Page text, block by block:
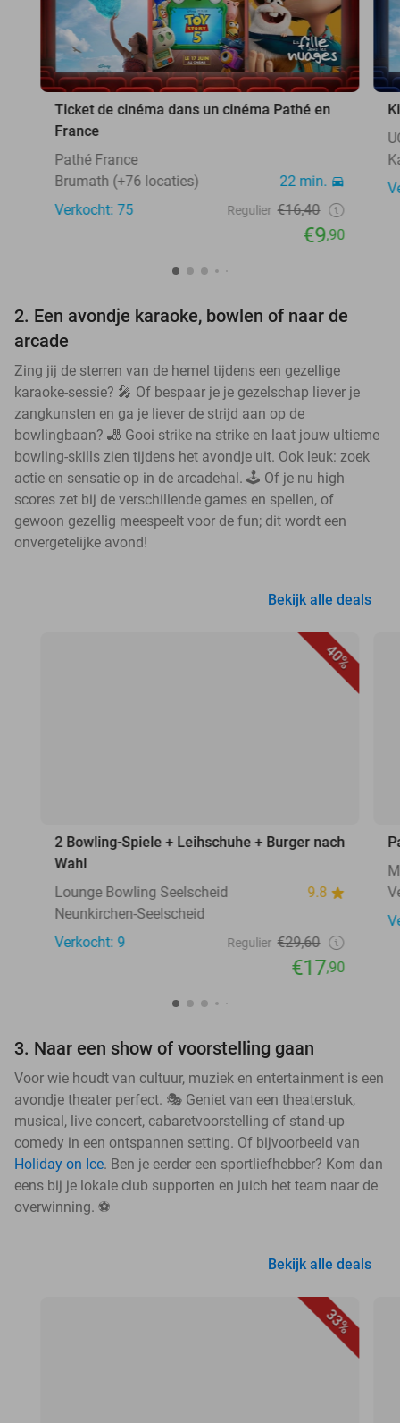
Ticket de cinéma dans un cinéma Pathé en
France
Pathé France
Brumath (+76 locaties)
22 min.
Verkocht: 75
Regulier €16,40
€9,90
2. Een avondje karaoke, bowlen of naar de
arcade
Zing jij de sterren van de hemel tijdens een gezellige
karaoke-sessie? 🎤 Of bespaar je je gezelschap liever je
zangkunsten en ga je liever de strijd aan op de
bowlingbaan? 🎳 Gooi strike na strike en laat jouw ultieme
bowling-skills zien tijdens het avondje uit. Ook leuk: zoek
actie en sensatie op in de arcadehal. 🕹️ Of je nu high
scores zet bij de verschillende games en spellen, of
gewoon gezellig meespeelt voor de fun; dit wordt een
onvergetelijke avond!
Bekijk alle deals
40%
2 Bowling-Spiele + Leihschuhe + Burger nach
Wahl
Lounge Bowling Seelscheid
9.8
Neunkirchen-Seelscheid
Verkocht: 9
Regulier €29,60
€17,90
3. Naar een show of voorstelling gaan
Voor wie houdt van cultuur, muziek en entertainment is een
avondje theater perfect. 🎭 Geniet van een theaterstuk,
musical, live concert, cabaretvoorstelling of stand-up
comedy in een ontspannen setting. Of bijvoorbeeld van
Holiday on Ice. Ben je eerder een sportliefhebber? Kom dan
eens bij je lokale club supporten en juich het team naar de
overwinning. ⚽
Bekijk alle deals
33%